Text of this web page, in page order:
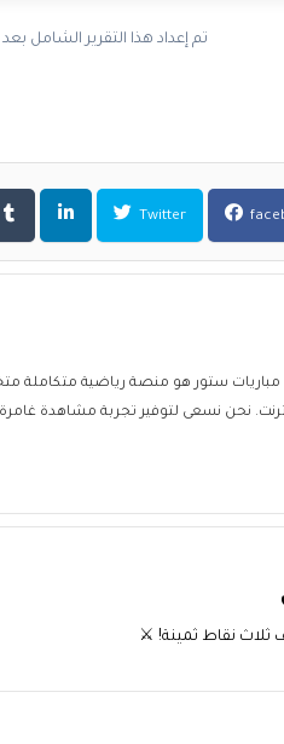
تم إعداد هذا التقرير الشامل
Twitter
نقاط ثمينة! ⚔️